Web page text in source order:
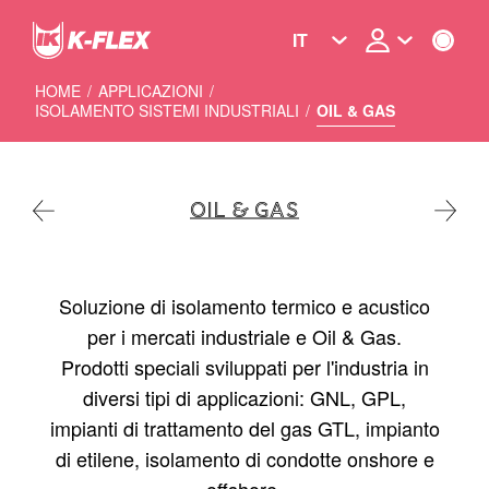
content
IT
HOME / APPLICAZIONI /
ISOLAMENTO SISTEMI INDUSTRIALI / OIL & GAS
OIL & GAS
Soluzione di isolamento termico e acustico
per i mercati industriale e Oil & Gas.
Prodotti speciali sviluppati per l'industria in
diversi tipi di applicazioni: GNL, GPL,
impianti di trattamento del gas GTL, impianto
di etilene, isolamento di condotte onshore e